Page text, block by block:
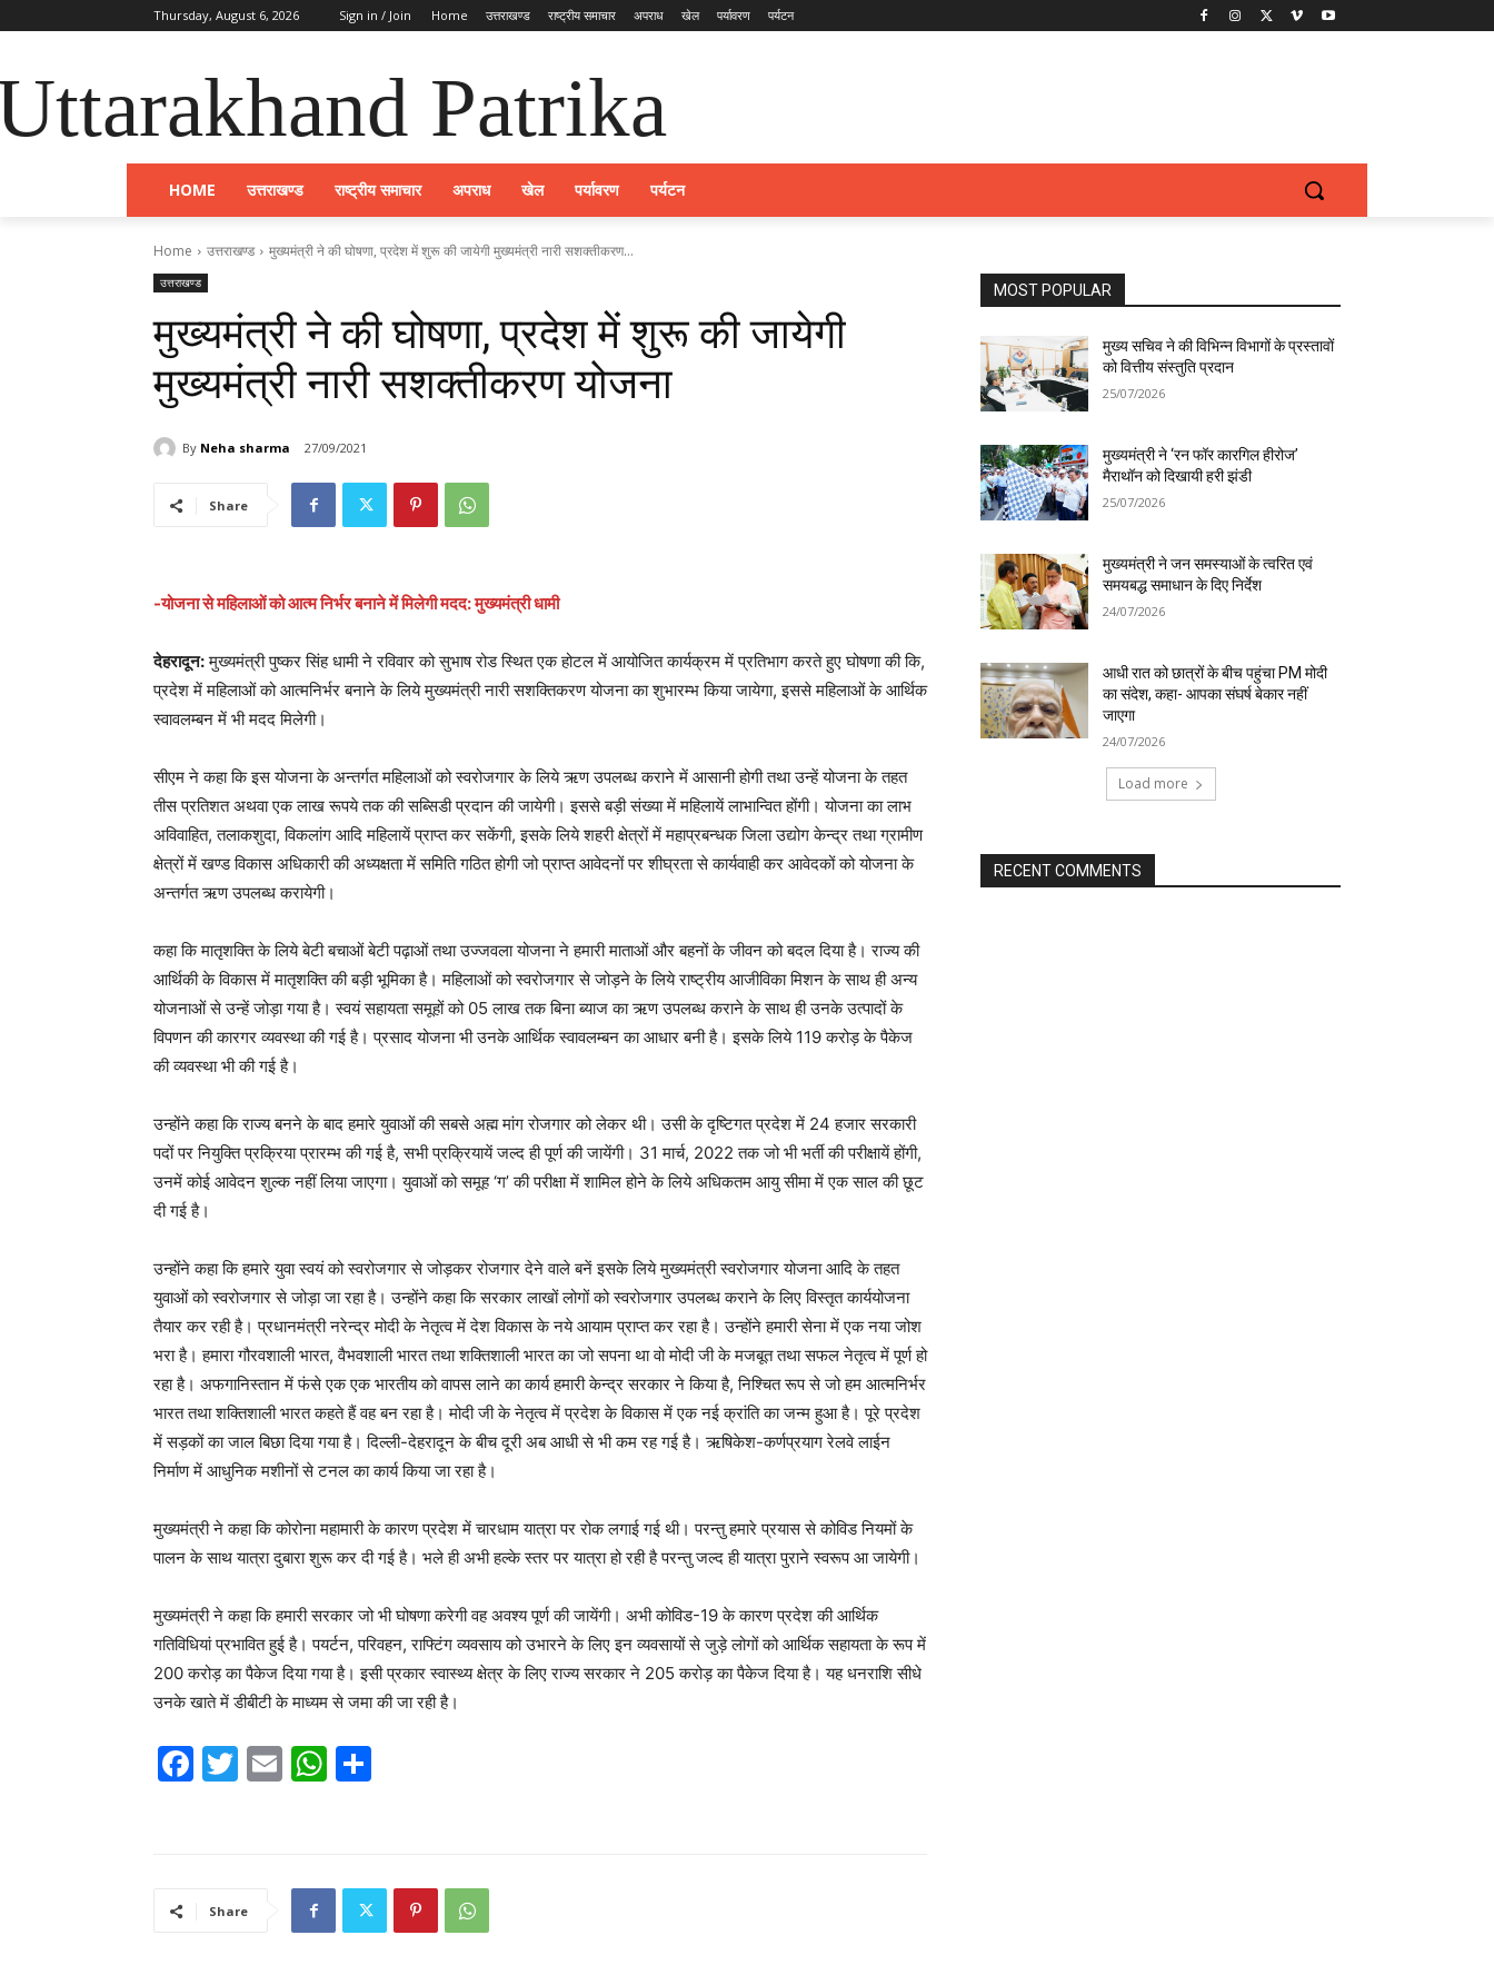
Thursday, August 6, 2026 Sign in / Join Home उत्तराखण्ड राष्ट्रीय समाचार अपराध खेल पर्यावरण पर्यटन
Patrika
HOME उत्तराखण्ड राष्ट्रीय समाचार अपराध खेल पर्यावरण पर्यटन
Home उत्तराखण्ड मुख्यमंत्री ने की घोषणा, प्रदेश में शुरू की जायेगी मुख्यमंत्री नारी सशक्तीकरण...
उत्तराखण्ड
मुख्यमंत्री ने की घोषणा, प्रदेश में शुरू की जायेगी
मुख्यमंत्री नारी सशक्तीकरण योजना
By Neha sharma 27/09/2021
Share
-योजना से महिलाओं को आत्म निर्भर बनाने में मिलेगी मदद: मुख्यमंत्री धामी
देहरादून:मुख्यमंत्री पुष्कर सिंह धामी ने रविवार को सुभाष रोड स्थित एक होटल में आयोजित कार्यक्रम में प्रतिभाग करते हुए घोषणा की कि,
प्रदेश में महिलाओं को आत्मनिर्भर बनाने के लिये मुख्यमंत्री नारी सशक्तिकरण योजना का शुभारम्भ किया जायेगा, इससे महिलाओं के आर्थिक
स्वावलम्बन में भी मदद मिलेगी।
सीएम ने कहा कि इस योजना के अन्तर्गत महिलाओं को स्वरोजगार के लिये ऋण उपलब्ध कराने में आसानी होगी तथा उन्हें योजना के तहत
तीस प्रतिशत अथवा एक लाख रूपये तक की सब्सिडी प्रदान की जायेगी। इससे बड़ी संख्या में महिलायें लाभान्वित होंगी। योजना का लाभ
अविवाहित, तलाकशुदा, विकलांग आदि महिलायें प्राप्त कर सकेंगी, इसके लिये शहरी क्षेत्रों में महाप्रबन्धक जिला उद्योग केन्द्र तथा ग्रामीण
क्षेत्रों में खण्ड विकास अधिकारी की अध्यक्षता में समिति गठित होगी जो प्राप्त आवेदनों पर शीघ्रता से कार्यवाही कर आवेदकों को योजना के
अन्तर्गत ऋण उपलब्ध करायेगी।
कहा कि मातृशक्ति के लिये बेटी बचाओं बेटी पढ़ाओं तथा उज्जवला योजना ने हमारी माताओं और बहनों के जीवन को बदल दिया है। राज्य की
आर्थिकी के विकास में मातृशक्ति की बड़ी भूमिका है। महिलाओं को स्वरोजगार से जोड़ने के लिये राष्ट्रीय आजीविका मिशन के साथ ही अन्य
योजनाओं से उन्हें जोड़ा गया है। स्वयं सहायता समूहों को 05 लाख तक बिना ब्याज का ऋण उपलब्ध कराने के साथ ही उनके उत्पादों के
विपणन की कारगर व्यवस्था की गई है। प्रसाद योजना भी उनके आर्थिक स्वावलम्बन का आधार बनी है। इसके लिये 119 करोड़ के पैकेज
की व्यवस्था भी की गई है।
उन्होंने कहा कि राज्य बनने के बाद हमारे युवाओं की सबसे अह्म मांग रोजगार को लेकर थी। उसी के दृष्टिगत प्रदेश में 24 हजार सरकारी
पदों पर नियुक्ति प्रक्रिया प्रारम्भ की गई है, सभी प्रक्रियायें जल्द ही पूर्ण की जायेंगी। 31 मार्च, 2022 तक जो भी भर्ती की परीक्षायें होंगी,
उनमें कोई आवेदन शुल्क नहीं लिया जाएगा। युवाओं को समूह ‘ग’ की परीक्षा में शामिल होने के लिये अधिकतम आयु सीमा में एक साल की छूट
दी गई है।
उन्होंने कहा कि हमारे युवा स्वयं को स्वरोजगार से जोड़कर रोजगार देने वाले बनें इसके लिये मुख्यमंत्री स्वरोजगार योजना आदि के तहत
युवाओं को स्वरोजगार से जोड़ा जा रहा है। उन्होंने कहा कि सरकार लाखों लोगों को स्वरोजगार उपलब्ध कराने के लिए विस्तृत कार्ययोजना
तैयार कर रही है। प्रधानमंत्री नरेन्द्र मोदी के नेतृत्व में देश विकास के नये आयाम प्राप्त कर रहा है। उन्होंने हमारी सेना में एक नया जोश
भरा है। हमारा गौरवशाली भारत, वैभवशाली भारत तथा शक्तिशाली भारत का जो सपना था वो मोदी जी के मजबूत तथा सफल नेतृत्व में पूर्ण हो
रहा है। अफगानिस्तान में फंसे एक एक भारतीय को वापस लाने का कार्य हमारी केन्द्र सरकार ने किया है, निश्चित रूप से जो हम आत्मनिर्भर
भारत तथा शक्तिशाली भारत कहते हैं वह बन रहा है। मोदी जी के नेतृत्व में प्रदेश के विकास में एक नई क्रांति का जन्म हुआ है। पूरे प्रदेश
में सड़कों का जाल बिछा दिया गया है। दिल्ली-देहरादून के बीच दूरी अब आधी से भी कम रह गई है। ऋषिकेश-कर्णप्रयाग रेलवे लाईन
निर्माण में आधुनिक मशीनों से टनल का कार्य किया जा रहा है।
मुख्यमंत्री ने कहा कि कोरोना महामारी के कारण प्रदेश में चारधाम यात्रा पर रोक लगाई गई थी। परन्तु हमारे प्रयास से कोविड नियमों के
पालन के साथ यात्रा दुबारा शुरू कर दी गई है। भले ही अभी हल्के स्तर पर यात्रा हो रही है परन्तु जल्द ही यात्रा पुराने स्वरूप आ जायेगी।
मुख्यमंत्री ने कहा कि हमारी सरकार जो भी घोषणा करेगी वह अवश्य पूर्ण की जायेंगी। अभी कोविड-19 के कारण प्रदेश की आर्थिक
गतिविधियां प्रभावित हुई है। पयर्टन, परिवहन, राफ्टिंग व्यवसाय को उभारने के लिए इन व्यवसायों से जुड़े लोगों को आर्थिक सहायता के रूप में
200 करोड़ का पैकेज दिया गया है। इसी प्रकार स्वास्थ्य क्षेत्र के लिए राज्य सरकार ने 205 करोड़ का पैकेज दिया है। यह धनराशि सीधे
उनके खाते में डीबीटी के माध्यम से जमा की जा रही है।
F
b
T
E
W
A
p
Share
MOST POPULAR
मुख्य सचिव ने की विभिन्न विभागों के प्रस्तावों
को वित्तीय संस्तुति प्रदान
25/07/2026
मुख्यमंत्री ने ‘रन फॉर कारगिल हीरोज’
मैराथॉन को दिखायी हरी झंडी
25/07/2026
मुख्यमंत्री ने जन समस्याओं के त्वरित एवं
समयबद्ध समाधान के दिए निर्देश
24/07/2026
आधी रात को छात्रों के बीच पहुंचा PM मोदी
का संदेश, कहा- आपका संघर्ष बेकार नहीं
जाएगा
24/07/2026
Load more
RECENT COMMENTS